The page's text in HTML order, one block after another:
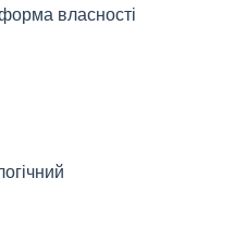
власності